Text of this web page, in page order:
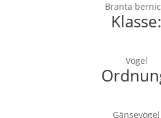
Branta
Klasse:
Vögel
Gänsevögel